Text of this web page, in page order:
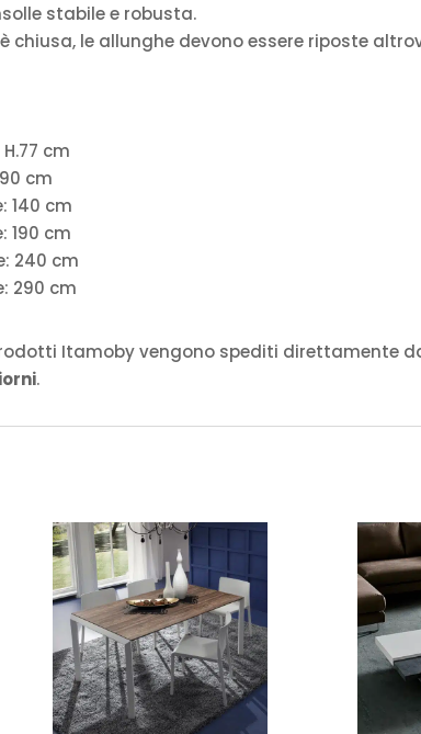
stabile e robusta.
chiusa, le allunghe devono essere riposte
cm
cm
140 cm
190 cm
240 cm
290 cm
Itamoby vengono spediti direttamente
.